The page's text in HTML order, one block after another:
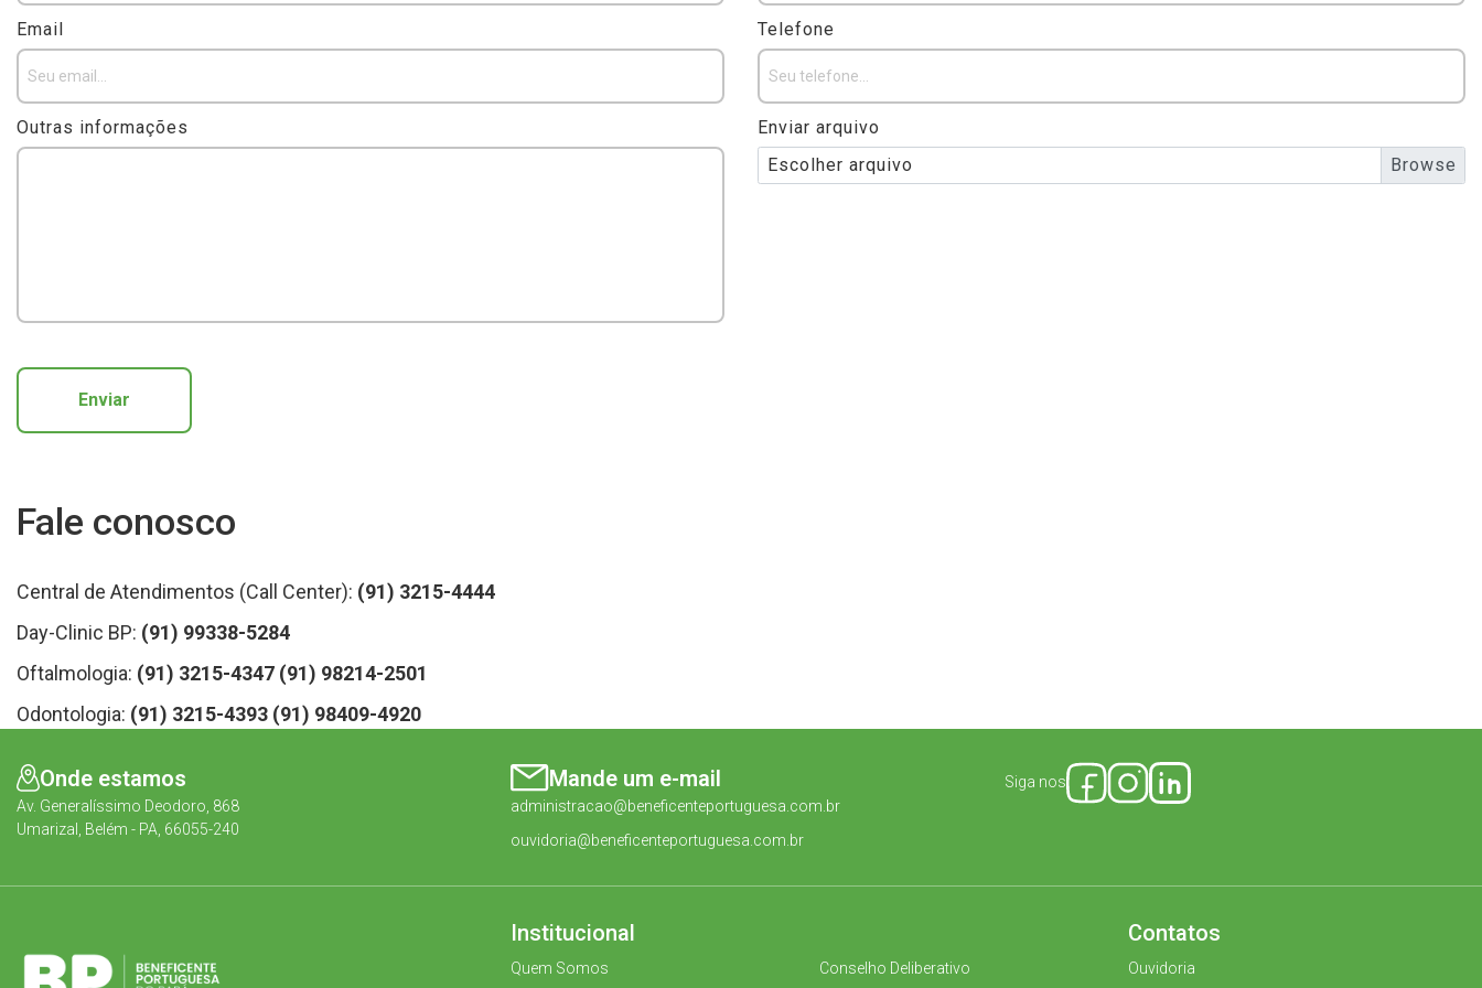
Email Telefone
Outras informações
Enviar arquivo
Escolher arquivo
Enviar
Fale conosco
Central de Atendimentos (Call Center): (91) 3215-4444
Day-Clinic BP: (91) 99338-5284
Oftalmologia: (91) 3215-4347 (91) 98214-2501
Odontologia: (91) 3215-4393 (91) 98409-4920
Onde estamos
Av. Generalíssimo Deodoro, 868
Umarizal, Belém - PA, 66055-240
Mande um e-mail
administracao@beneficenteportuguesa.com.br
ouvidoria@beneficenteportuguesa.com.br
Siga nos
Institucional
Quem Somos Conselho Deliberativo
Contatos
Ouvidoria